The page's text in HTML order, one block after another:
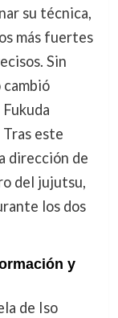
su técnica,
más fuertes
Sin
este
dirección de
del jujutsu,
los dos
y
de Iso